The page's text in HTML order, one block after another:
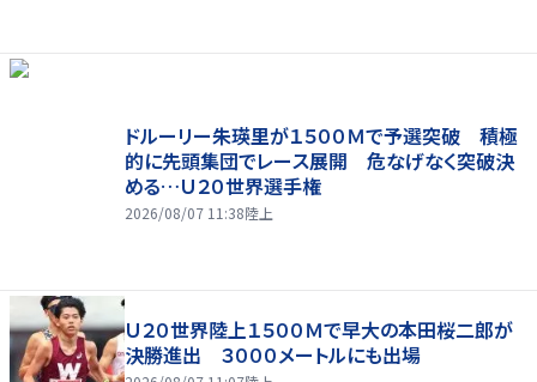
ドルーリー朱瑛里が１５００Ｍで予選突破 積極
的に先頭集団でレース展開 危なげなく突破決
める…Ｕ２０世界選手権
2026/08/07 11:38陸上
Ｕ２０世界陸上１５００Ｍで早大の本田桜二郎が
決勝進出 ３０００メートルにも出場